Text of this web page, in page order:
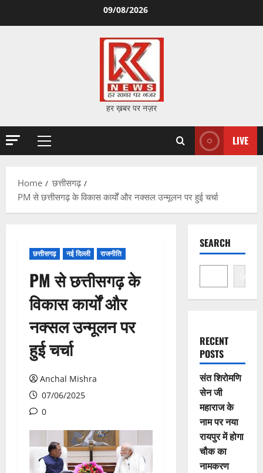
09/08/2026
हर ख़बर पर नज़र
Primary
LIVE
Home
छत्तीसगढ़
PM से छत्तीसगढ़ के विकास कार्यों और नक्सल उन्मूलन पर हुई चर्चा
छत्तीसगढ़ नई दिल्ली राजनीति
PM से छत्तीसगढ़ के
विकास कार्यों और
नक्सल उन्मूलन पर
हुई चर्चा
Anchal Mishra
07/06/2025
0
SEARCH
Search
RECENT
POSTS
संत शिरोमणि
सेन जी
महाराज के
नाम पर नया
रायपुर में होगा
चौक का
नामकरण